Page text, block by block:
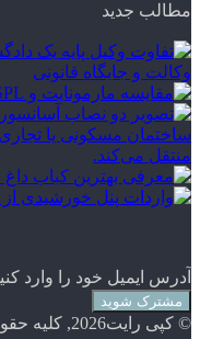
مطالب جدید
آدرس ایمیل خود را وارد
© کپی رایت2026, کلیه حقوق برای مجله یک آموزگار محفوظ است.